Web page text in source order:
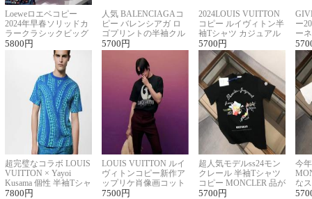
Loeweロエベコピー
2024年早春ソリッドカ
ラークラシックビッグ
ロゴ刺繍Tシャツ
5800 円
人気 BALENCIAGAコ
ピー バレンシアガ ロ
ゴプリントの半袖クル
ーネックTシャツ
5700 円
2024LOUIS VUITTON
コピー ルイヴィトン半
袖Tシャツ カジュアル
に馴染む 2色展開
5700 円
ー
ー
ー
超完璧なコラボ LOUIS
VUITTON × Yayoi
Kusama 個性 半袖Tシャ
ツコピー男女兼用
7800 円
LOUIS VUITTON ルイ
ヴィトンコピー新作ア
ップリケ肖像画コット
ンニット半袖Tシャツ
7500 円
超人気モデルss24モン
クレール 半袖Tシャツ
コピー MONCLER 品が
良く見た目
5700 円
今
な
ル